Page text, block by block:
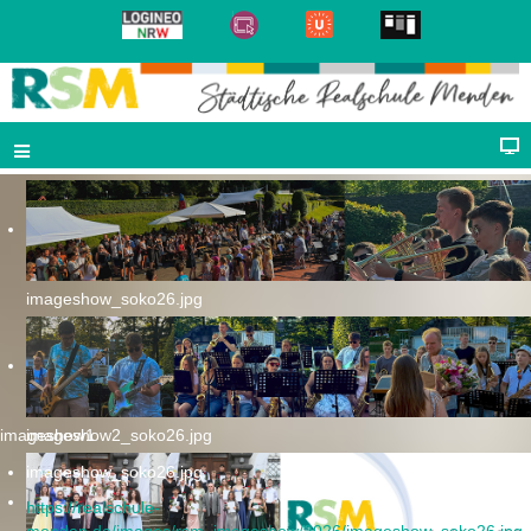
imageshow_soko26.jpg
imageshow2_soko26.jpg
imageshow1
imageshow_soko26.jpg
https://realschule-